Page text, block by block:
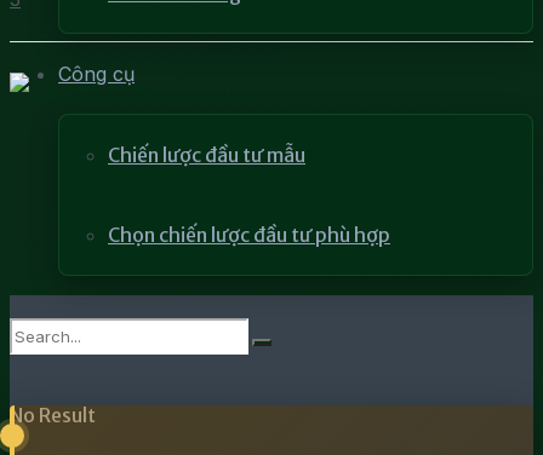
Công cụ
Chiến lược đầu tư mẫu
Chọn chiến lược đầu tư phù hợp
No Result